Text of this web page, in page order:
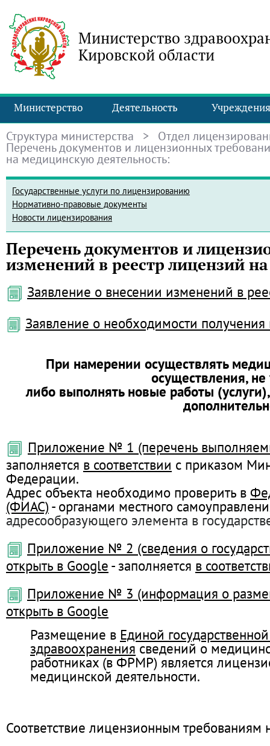
Министерство
Кировской области
Министерство Деятельность Учреждения
Структура министерства > Отдел
Перечень документов и лицензионных
на медицинскую деятельность:
Государственные услуги по лицензированию
Нормативно-правовые документы
Новости лицензирования
Перечень документов и
изменений в реестр лицензий
Заявление о внесении изменений в
Заявление о необходимости
При намерении осуществлять
осуществления,
либо выполнять новые работы
Приложение № 1 (перечень
заполняется в соответствии с приказом
Федерации.
Адрес объекта необходимо проверить в
(ФИАС) - органами местного
адресообразующего элемента в
Приложение № 2 (сведения о
открыть в Google - заполняется в
Приложение № 3 (информация о
открыть в Google
Размещение в Единой
здравоохранения сведений о
работниках (в ФРМР) является
медицинской деятельности.
Соответствие лицензионным